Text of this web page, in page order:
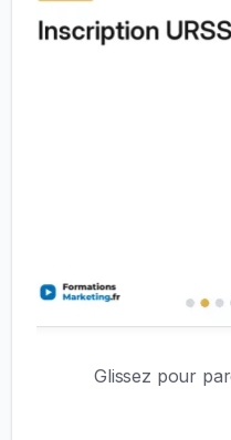
Glissez pour